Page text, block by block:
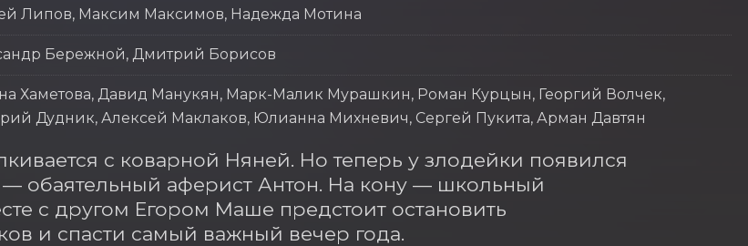
Липов, Максим Максимов, Надежда Мотина
Бережной, Дмитрий Борисов
Хаметова, Давид Манукян, Марк-Малик Мурашкин, Роман Курцын, Георгий Волчек,
Дудник, Алексей Маклаков, Юлианна Михневич, Сергей Пукита, Арман Давтян
с коварной Няней. Но теперь у злодейки появился
обаятельный аферист Антон. На кону — школьный
с другом Егором Маше предстоит остановить
и спасти самый важный вечер года.